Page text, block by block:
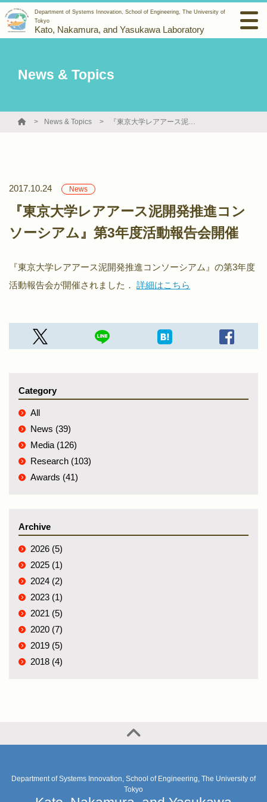
Department of Systems Innovation, School of Engineering, The University of
Tokyo
Kato, Nakamura, and Yasukawa Laboratory
News & Topics
News & Topics 『東京大学レアアース泥開発推進コンソーシアム』第3年度活動報告会開催
2017.10.24 News
『東京大学レアアース泥開発推進コン
ソーシアム』第3年度活動報告会開催
『東京大学レアアース泥開発推進コンソーシアム』の第3年度
活動報告会が開催されました． 詳細はこちら
Category
All
News (39)
Media (126)
Research (103)
Awards (41)
Archive
2026 (5)
2025 (1)
2024 (2)
2023 (1)
2021 (5)
2020 (7)
2019 (5)
2018 (4)
Department of Systems Innovation, School of Engineering, The University of
Tokyo